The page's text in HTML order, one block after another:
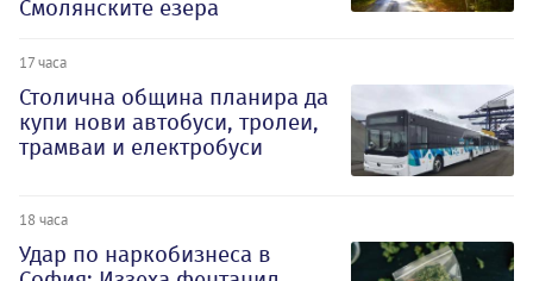
Смолянските езера
17 часа
Столична община планира да
купи нови автобуси, тролеи,
трамваи и електробуси
18 часа
Удар по наркобизнеса в